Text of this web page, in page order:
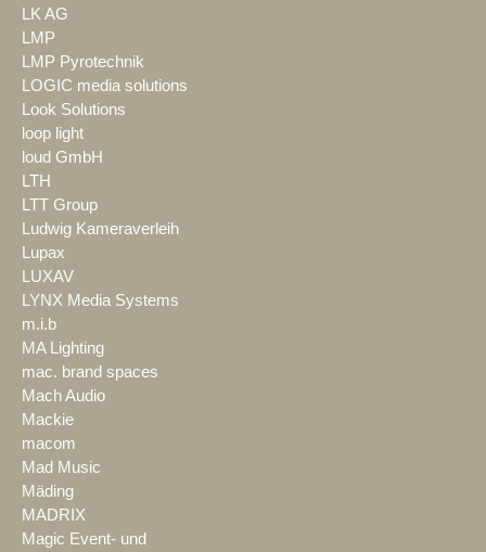
LK AG
LMP
LMP Pyrotechnik
LOGIC media solutions
Look Solutions
loop light
loud GmbH
LTH
LTT Group
Ludwig Kameraverleih
Lupax
LUXAV
LYNX Media Systems
m.i.b
MA Lighting
mac. brand spaces
Mach Audio
Mackie
macom
Mad Music
Mäding
MADRIX
Magic Event- und